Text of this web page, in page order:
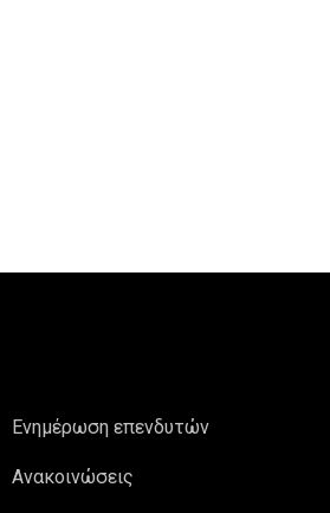
Ενημέρωση επενδυτών
Ανακοινώσεις